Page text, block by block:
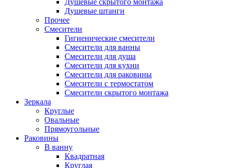
Душевые скрытого монтажа
Душевые штанги
Прочее
Смесители
Гигиенические смесители
Смесители для ванны
Смесители для душа
Смесители для кухни
Смесители для раковины
Смесители с термостатом
Смесители скрытого монтажа
Зеркала
Круглые
Овальные
Прямоугольные
Раковины
В ванну
Квадратная
Круглая